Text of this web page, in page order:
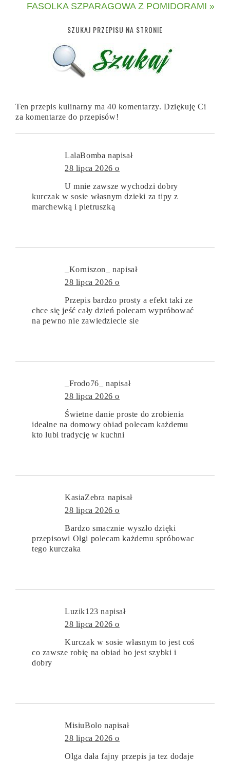
FASOLKA SZPARAGOWA Z POMIDORAMI »
SZUKAJ PRZEPISU NA STRONIE
Ten przepis kulinarny ma 40 komentarzy. Dziękuję Ci
za komentarze do przepisów!
LalaBomba napisał
28 lipca 2026 o
U mnie zawsze wychodzi dobry
kurczak w sosie własnym dzieki za tipy z
marchewką i pietruszką
_Korniszon_
napisał
28 lipca 2026 o
Przepis bardzo prosty a efekt taki ze
chce się jeść cały dzień polecam wypróbować
na pewno nie zawiedziecie sie
_Frodo76_
napisał
28 lipca 2026 o
Świetne danie proste do zrobienia
idealne na domowy obiad polecam każdemu
kto lubi tradycję w kuchni
KasiaZebra napisał
28 lipca 2026 o
Bardzo smacznie wyszło dzięki
przepisowi Olgi polecam każdemu spróbowac
tego kurczaka
Luzik123 napisał
28 lipca 2026 o
Kurczak w sosie własnym to jest coś
co zawsze robię na obiad bo jest szybki i
dobry
MisiuBolo napisał
28 lipca 2026 o
Olga dała fajny przepis ja tez dodaje